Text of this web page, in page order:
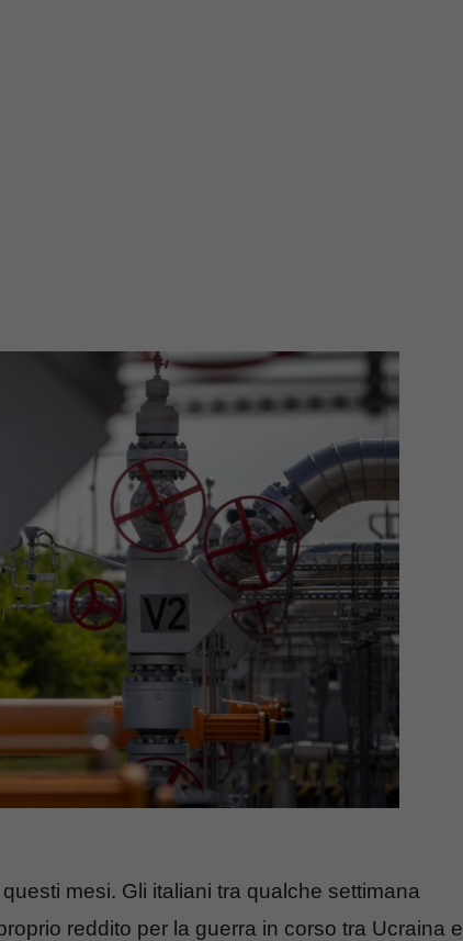
mesi. Gli italiani tra qualche settimana
reddito per la guerra in corso tra Ucraina e